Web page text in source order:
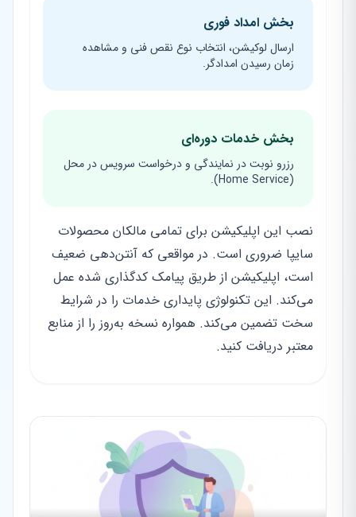
بخش امداد فوری
ارسال لوکیشن، انتخاب نوع نقص فنی و مشاهده
زمان رسیدن امدادگر.
بخش خدمات دوره‌ای
رزرو نوبت در نمایندگی و درخواست سرویس در محل
(Home Service).
نصب این اپلیکیشن برای تمامی مالکان محصولات
سایپا ضروری است. در مواقعی که آنتن‌دهی ضعیف
است، اپلیکیشن از طریق پیامک کدگذاری شده عمل
می‌کند. این تکنولوژی پایداری خدمات را در شرایط
سخت تضمین می‌کند. همواره نسخه به‌روز را از منابع
معتبر دریافت کنید.